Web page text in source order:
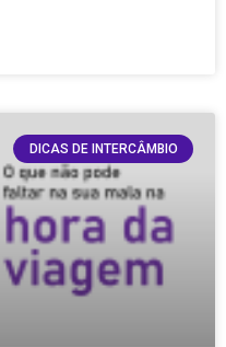
DICAS DE INTERCÂMBIO